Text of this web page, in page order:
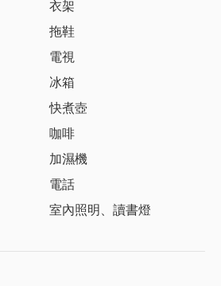
衣架
拖鞋
電視
冰箱
快煮壺
咖啡
加濕機
電話
室內照明、讀書燈